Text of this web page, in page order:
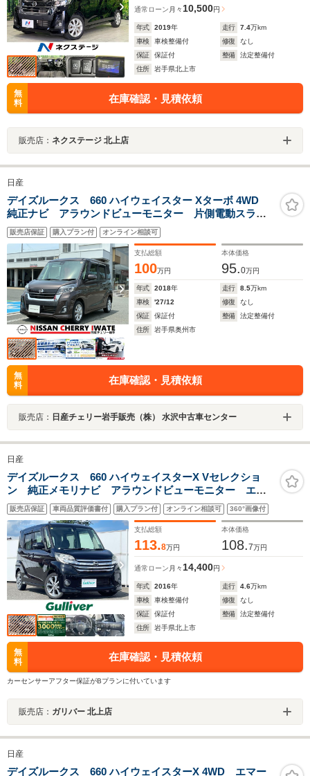
通常ローン 月々10,500円
年式 2019年 走行 7.4万km
車検
車検整備付 修復
なし
保証
保証付 整備
法定整備付
住所
岩手県北上市
無
料
在庫確認・見積依頼
販売店： ネクステージ 北上店
日産
デイズルークス 660 ハイウェイスター Xターボ 4WD
純正ナビ アラウンドビューモニター 片側電動スライ
ドドア ETC 純正ドライブレコーダー シートヒータ
ー Bluetooth接続 1年間走行距離無制限保証
販売店保証 購入プラン付 オンライン相談可
支払総額
100万円
本体価格
95.0万円
年式 2018年 走行 8.5万km
車検
'27/12 修復
なし
保証
保証付 整備
法定整備付
住所
岩手県奥州市
無
料
在庫確認・見積依頼
販売店： 日産チェリー岩手販売（株） 水沢中古車センター
日産
デイズルークス 660 ハイウェイスターX Vセレクショ
ン 純正メモリナビ アラウンドビューモニター エマ
ージェンシーブレーキ 踏み間違い防止 パワースラ
イドドア HIDヘッドランプ フロントフォグランプ タ
ッチパネル式オートエアコン リアシーリングファン
販売店保証 車両品質評価書付 購入プラン付 オンライン相談可 360°画像付
支払総額
113.8万円
本体価格
108.7万円
通常ローン 月々 14,400円
年式 2016年 走行 4.6万km
車検
車検整備付 修復
なし
保証
保証付 整備
法定整備付
住所
岩手県北上市
無
料
在庫確認・見積依頼
カーセンサーアフター保証がBプランに付いています
販売店： ガリバー 北上店
日産
デイズルークス 660 ハイウェイスターX 4WD エマー